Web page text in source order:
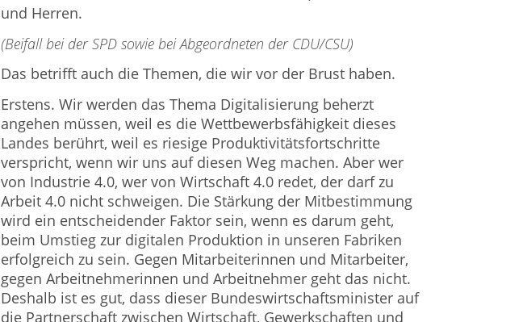
und Herren.
(Beifall bei der SPD sowie bei Abgeordneten der CDU/CSU)
Das betrifft auch die Themen, die wir vor der Brust ha­ben.
Erstens. Wir werden das Thema Digitalisierung be­herzt
angehen müssen, weil es die Wettbewerbsfähigkeit dieses
Landes berührt, weil es riesige Produktivitätsfort­schritte
verspricht, wenn wir uns auf diesen Weg machen. Aber wer
von Industrie 4.0, wer von Wirtschaft 4.0 re­det, der darf zu
Arbeit 4.0 nicht schweigen. Die Stärkung der Mitbestimmung
wird ein entscheidender Faktor sein, wenn es darum geht,
beim Umstieg zur digitalen Produk­tion in unseren Fabriken
erfolgreich zu sein. Gegen Mit­arbeiterinnen und Mitarbeiter,
gegen Arbeitnehmerinnen und Arbeitnehmer geht das nicht.
Deshalb ist es gut, dass dieser Bundeswirtschaftsminister auf
die Partnerschaft zwischen Wirtschaft, Gewerkschaften und